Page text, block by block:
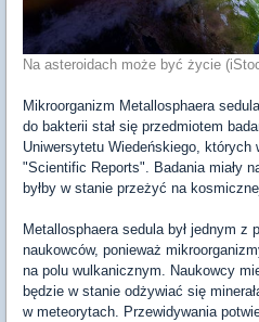
Na asteroidach może być życie
Mikroorganizm Metallosphaera
do bakterii stał się przedmiotem
Uniwersytetu Wiedeńskiego, których
"Scientific Reports". Badania miały
byłby w stanie przeżyć na
Metallosphaera sedula był jednym z
naukowców, ponieważ
na polu wulkanicznym. Naukowcy
będzie w stanie odżywiać się
w meteorytach. Przewidywania